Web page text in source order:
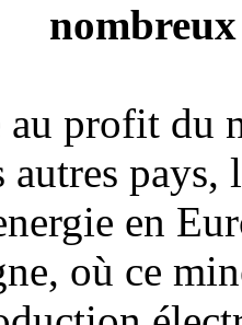
profit du
autres pays,
en
où ce